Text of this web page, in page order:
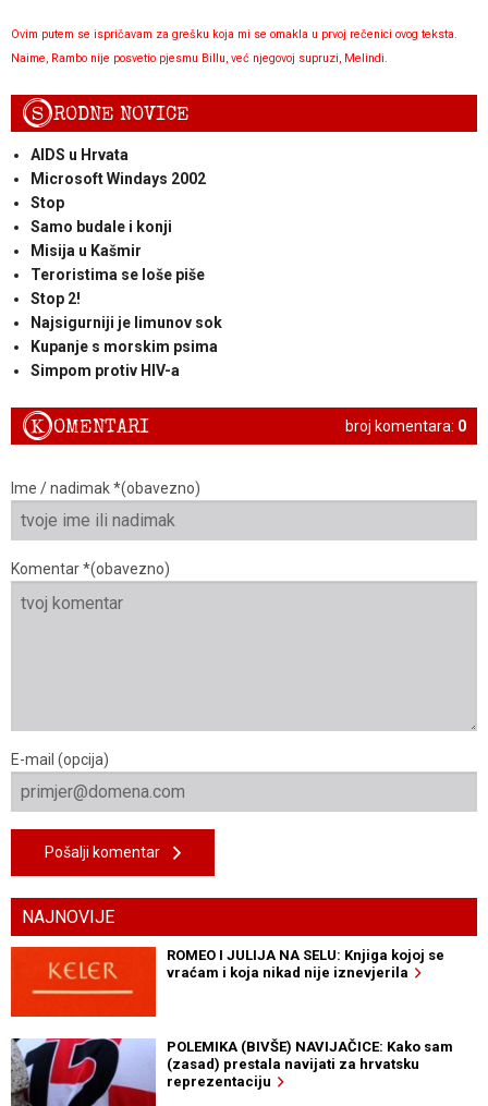
Ovim putem se ispričavam za grešku koja mi se omakla u prvoj rečenici ovog teksta.
Naime, Rambo nije posvetio pjesmu Billu, već njegovoj supruzi, Melindi.
SRODNE NOVICE
AIDS u Hrvata
Microsoft Windays 2002
Stop
Samo budale i konji
Misija u Kašmir
Teroristima se loše piše
Stop 2!
Najsigurniji je limunov sok
Kupanje s morskim psima
Simpom protiv HIV-a
broj komentara: 0
KOMENTARI
Ime / nadimak *(obavezno)
Komentar *(obavezno)
E-mail (opcija)
Pošalji komentar
NAJNOVIJE
ROMEO I JULIJA NA SELU: Knjiga kojoj se
vraćam i koja nikad nije iznevjerila
POLEMIKA (BIVŠE) NAVIJAČICE: Kako sam
(zasad) prestala navijati za hrvatsku
reprezentaciju